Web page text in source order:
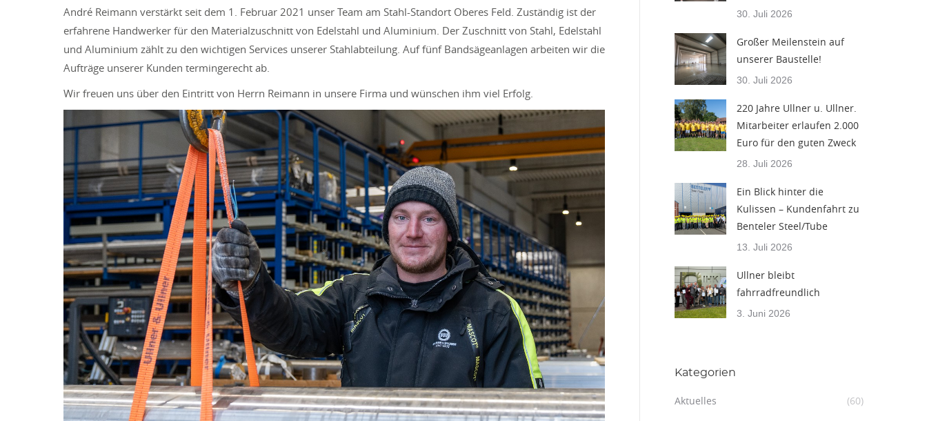
André Reimann verstärkt seit dem 1. Februar 2021 unser Team am Stahl-Standort Oberes Feld. Zuständig ist der
erfahrene Handwerker für den Materialzuschnitt von Edelstahl und Aluminium. Der Zuschnitt von Stahl, Edelstahl
und Aluminium zählt zu den wichtigen Services unserer Stahlabteilung. Auf fünf Bandsägeanlagen arbeiten wir die
Aufträge unserer Kunden termingerecht ab.
Wir freuen uns über den Eintritt von Herrn Reimann in unsere Firma und wünschen ihm viel Erfolg.
30. Juli 2026
Großer Meilenstein auf
unserer Baustelle!
30. Juli 2026
220 Jahre Ullner u. Ullner.
Mitarbeiter erlaufen 2.000
Euro für den guten Zweck
28. Juli 2026
Ein Blick hinter die
Kulissen – Kundenfahrt zu
Benteler Steel/Tube
13. Juli 2026
Ullner bleibt
fahrradfreundlich
3. Juni 2026
Kategorien
Aktuelles (60)